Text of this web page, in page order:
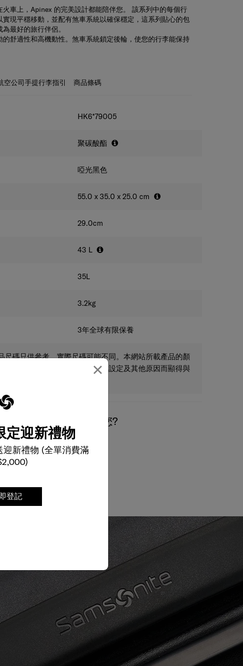
×
定迎新禮物
新禮物 (全單消費滿
登記
火車上，Apinex 的完美設計都能陪伴您。 該系列中的每個行
實現平穩移動，並配有煞車系統以確保穩定，這系列貼心的包
最好的旅行伴侶。
的舒適性和高機動性。煞車系統鎖定後輪，使您的行李能保持
空公司手提行李指引 商品條碼
HK6*79005
聚碳酸酯
啞光黑色
55.0 x 35.0 x 25.0 cm
29.0cm
43 L
35L
3.2kg
3年全球有限保養
尺碼只供參考，實際尺碼可能不同。本網站所載產品的顏
能因為燈光、角度、閣下屏幕之設定及其他原因而顯得與
我們有什麼可以幫您?